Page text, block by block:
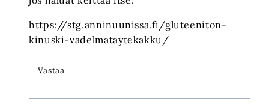
https://stg.anninuunissa.fi/gluteeniton-
kinuski-vadelmataytekakku/
Vastaa